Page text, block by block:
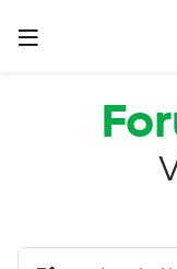
Salta al contenuto